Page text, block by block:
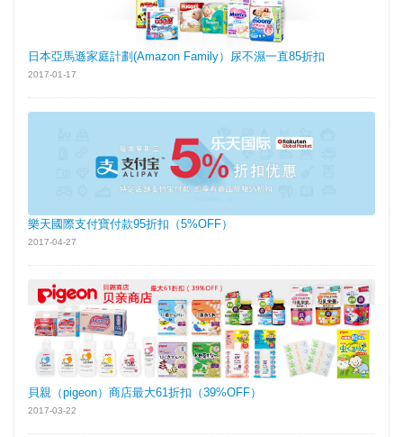
日本亞馬遜家庭計劃(Amazon Family）尿不濕一直85折扣
2017-01-17
樂天國際支付寶付款95折扣（5%OFF）
2017-04-27
貝親（pigeon）商店最大61折扣（39%OFF）
2017-03-22